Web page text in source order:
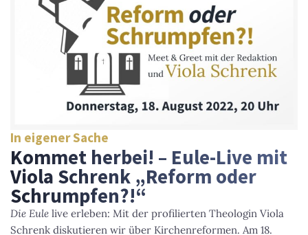
In eigener Sache
Kommet herbei! – Eule-Live mit
Viola Schrenk „Reform oder
Schrumpfen?!“
Die Eule live erleben: Mit der profilierten Theologin Viola
Schrenk diskutieren wir über Kirchenreformen. Am 18.